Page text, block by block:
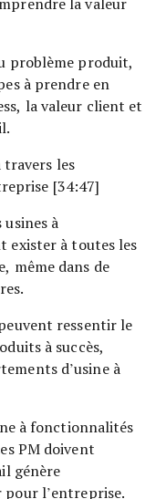
problème produit,
à prendre en
la valeur client et
travers les
[34:47]
usines à
exister à toutes les
même dans de
ressentir le
à succès,
d’usine à
à fonctionnalités
PM doivent
génère
pour l’entreprise.